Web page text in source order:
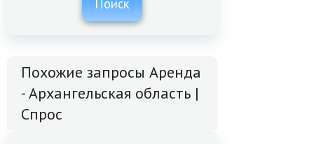
Поиск
Похожие запросы Аренда
- Архангельская область |
Спрос